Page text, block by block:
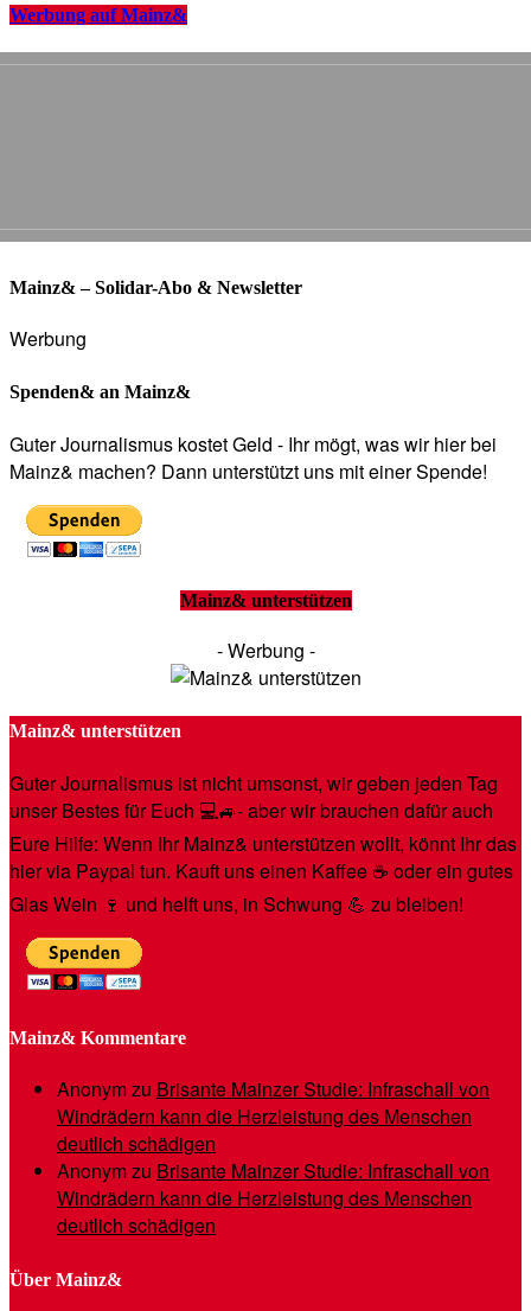
Werbung auf Mainz&
Mainz& – Solidar-Abo & Newsletter
Werbung
Spenden& an Mainz&
Guter Journalismus kostet Geld - Ihr mögt, was wir hier bei
Mainz& machen? Dann unterstützt uns mit einer Spende!
Mainz& unterstützen
- Werbung -
Mainz& unterstützen
Guter Journalismus ist nicht umsonst, wir geben jeden Tag
unser Bestes für Euch 💻🚙- aber wir brauchen dafür auch
Eure Hilfe: Wenn Ihr Mainz& unterstützen wollt, könnt Ihr das
hier via Paypal tun. Kauft uns einen Kaffee ☕️ oder ein gutes
Glas Wein 🍷 und helft uns, in Schwung 💪 zu bleiben!
Mainz& Kommentare
Anonymzu Brisante Mainzer Studie: Infraschall von
Windrädern kann die Herzleistung des Menschen
deutlich schädigen
Anonymzu Brisante Mainzer Studie: Infraschall von
Windrädern kann die Herzleistung des Menschen
deutlich schädigen
Über Mainz&